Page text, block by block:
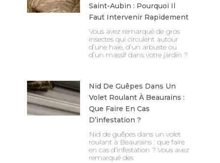
Saint-Aubin : Pourquoi Il
Faut Intervenir Rapidement
Vous avez remarqué de gros
insectes qui circulent autour
d’une haie, d’un arbuste ou
d’un massif dans votre jardin ?
Nid De Guêpes Dans Un
Volet Roulant À Beaurains :
Que Faire En Cas
D’infestation ?
Nid de guêpes dans un volet
roulant à Beaurains : que faire
en cas d’infestation ? Vous avez
remarqué des